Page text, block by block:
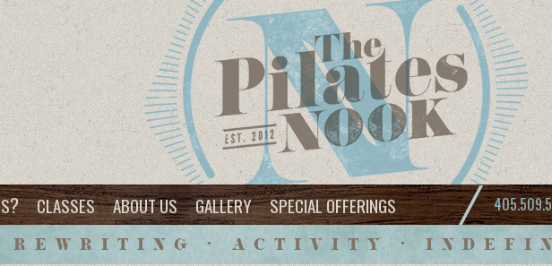
? CLASSES ABOUT US GALLERY SPECIAL OFFERINGS
REWRITING • ACTIVITY •